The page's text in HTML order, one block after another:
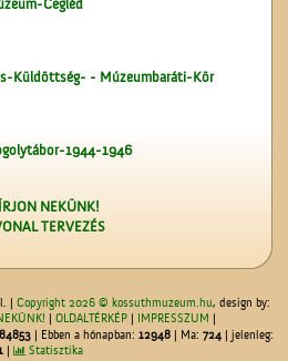
Cegléd
Küldöttség- - Múzeumbaráti-Kör
1944-1946
NEKÜNK!
TERVEZÉS
| Copyright 2026 © kossuthmuzeum.hu, design by:
| OLDALTÉRKÉP| IMPRESSZUM
| Ebben a hónapban: 12948 | Ma: 724 | jelenleg:
| Statisztika